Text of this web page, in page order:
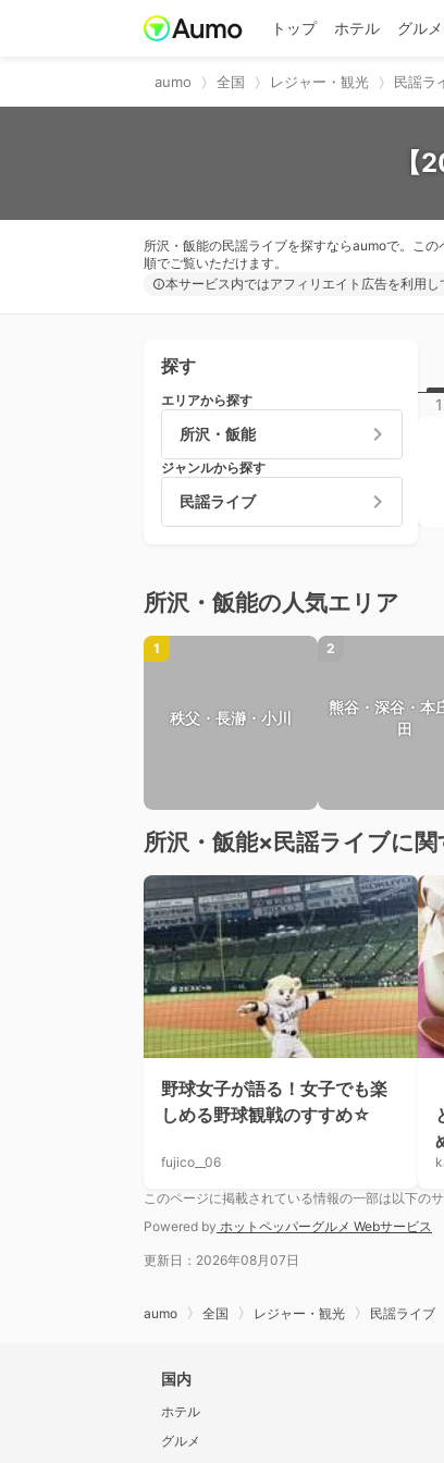
トップ ホテル グルメ
aumo 全国 レジャー・観光 民謡ラ
【
所沢・飯能の民謡ライブを探すならaumoで。こ
順でご覧いただけます。
本サービス内ではアフィリエイト広告を利用し
探す
エリアから探す
所沢・飯能
ジャンルから探す
民謡ライブ
所沢・飯能の人気エリア
1
秩父・長瀞・小川
2
熊谷・深谷・本
田
所沢・飯能×民謡ライブに
野球女子が語る！女子でも楽
しめる野球観戦のすすめ☆
fujico__06
このページに掲載されている情報の一部は以下の
Powered by ホットペッパーグルメ Webサービス
更新日：2026年08月07日
aumo 全国 レジャー・観光 民謡ライブ
国内
ホテル
グルメ